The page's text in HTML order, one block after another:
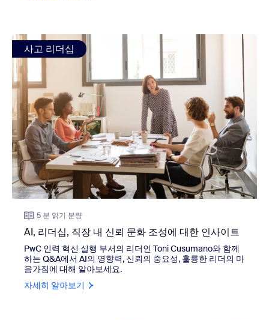
view: AI, 리더십, 직장 내 신뢰 문화 조성에 대한 인사이트
사고 리더십
5 분 읽기 분량
AI, 리더십, 직장 내 신뢰 문화 조성에 대한 인사이트
PwC 인력 혁신 실행 부서의 리더인 Toni Cusumano와 함께
하는 Q&A에서 AI의 영향력, 신뢰의 중요성, 훌륭한 리더의 마
음가짐에 대해 알아보세요.
자세히 알아보기